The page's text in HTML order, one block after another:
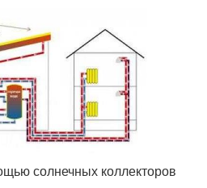
солнечных коллекторов